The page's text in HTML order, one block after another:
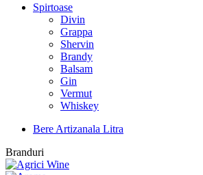
Spirtoase
Divin
Grappa
Shervin
Brandy
Balsam
Gin
Vermut
Whiskey
Bere Artizanala Litra
Branduri